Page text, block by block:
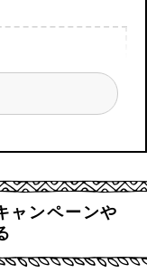
ャンペーンや